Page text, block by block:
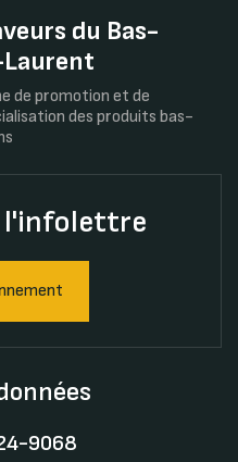
du Bas-
de promotion et de
des produits bas-
l'infolettre
9068